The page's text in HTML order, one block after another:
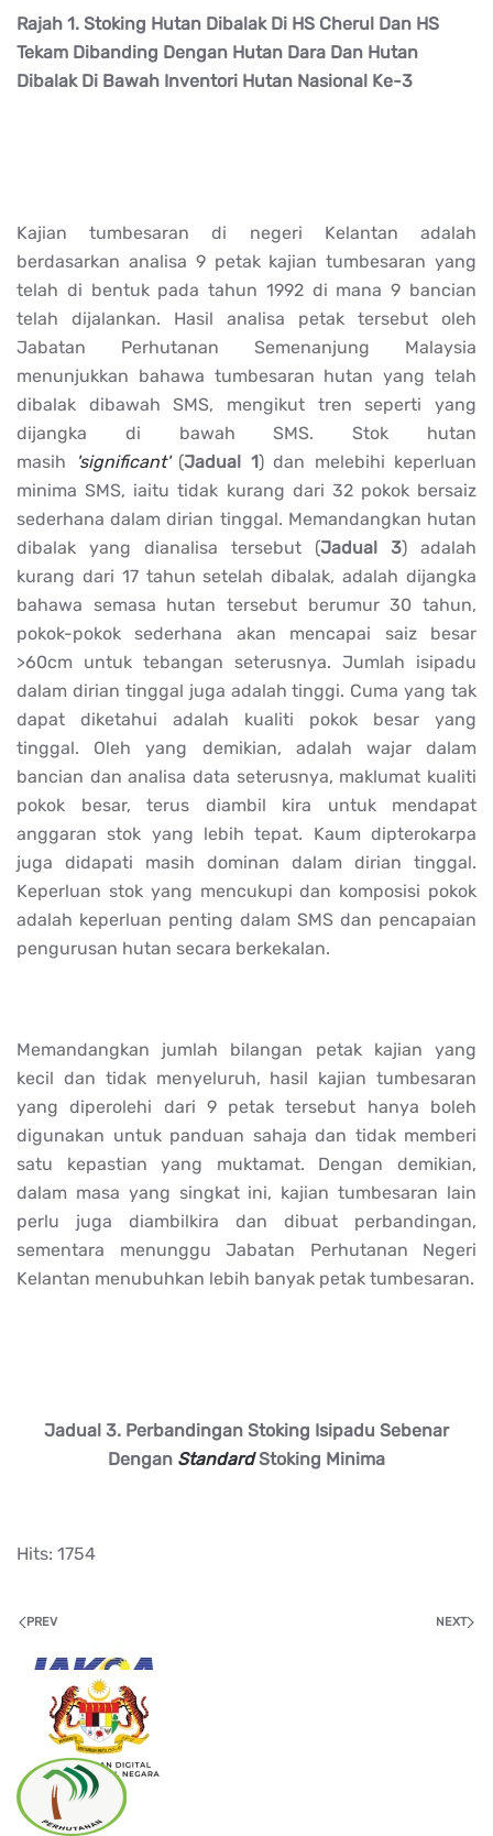
Rajah 1. Stoking Hutan Dibalak Di HS Cherul Dan HS
Tekam Dibanding Dengan Hutan Dara Dan Hutan
Dibalak Di Bawah Inventori Hutan Nasional Ke-3
Kajian tumbesaran di negeri Kelantan adalah
berdasarkan analisa 9 petak kajian tumbesaran yang
telah di bentuk pada tahun 1992 di mana 9 bancian
telah dijalankan. Hasil analisa petak tersebut oleh
Jabatan Perhutanan Semenanjung Malaysia
menunjukkan bahawa tumbesaran hutan yang telah
dibalak dibawah SMS, mengikut tren seperti yang
dijangka di bawah SMS. Stok hutan
masih
'significant'(Jadual 1) dan melebihi keperluan
minima SMS, iaitu tidak kurang dari 32 pokok bersaiz
sederhana dalam dirian tinggal. Memandangkan hutan
dibalak yang dianalisa tersebut (Jadual 3) adalah
kurang dari 17 tahun setelah dibalak, adalah dijangka
bahawa semasa hutan tersebut berumur 30 tahun,
pokok-pokok sederhana akan mencapai saiz besar
>60cm untuk tebangan seterusnya. Jumlah isipadu
dalam dirian tinggal juga adalah tinggi. Cuma yang tak
dapat diketahui adalah kualiti pokok besar yang
tinggal. Oleh yang demikian, adalah wajar dalam
bancian dan analisa data seterusnya, maklumat kualiti
pokok besar, terus diambil kira untuk mendapat
anggaran stok yang lebih tepat. Kaum dipterokarpa
juga didapati masih dominan dalam dirian tinggal.
Keperluan stok yang mencukupi dan komposisi pokok
adalah keperluan penting dalam SMS dan pencapaian
pengurusan hutan secara berkekalan.
Memandangkan jumlah bilangan petak kajian yang
kecil dan tidak menyeluruh, hasil kajian tumbesaran
yang diperolehi dari 9 petak tersebut hanya boleh
digunakan untuk panduan sahaja dan tidak memberi
satu kepastian yang muktamat. Dengan demikian,
dalam masa yang singkat ini, kajian tumbesaran lain
perlu juga diambilkira dan dibuat perbandingan,
sementara menunggu Jabatan Perhutanan Negeri
Kelantan menubuhkan lebih banyak petak tumbesaran.
Jadual 3. Perbandingan Stoking Isipadu Sebenar
Dengan StandardStoking Minima
Hits: 1754
PREV NEXT